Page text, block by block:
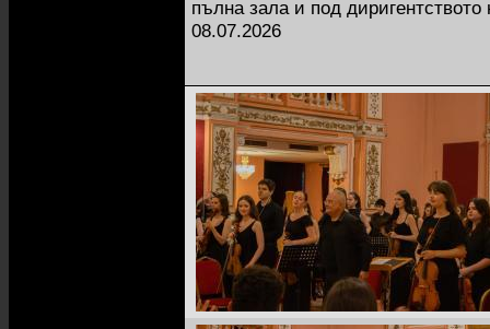
пълна зала и под
08.07.2026